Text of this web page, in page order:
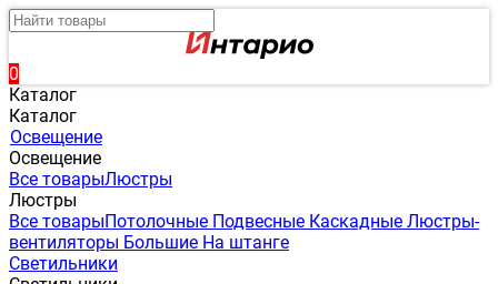
0
Каталог
Каталог
Освещение
Освещение
Все товарыЛюстры
Люстры
Все товарыПотолочные Подвесные Каскадные Люстры-
вентиляторы Большие На штанге
Светильники